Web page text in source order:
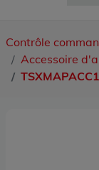
Contrôle
Accessoire
TSXMAPACC1